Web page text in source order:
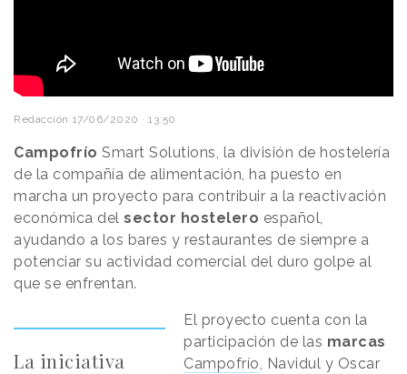
Redacción 17/06/2020 · 13:50
Campofrío Smart Solutions, la división de hostelería
de la compañía de alimentación, ha puesto en
marcha un proyecto para contribuir a la reactivación
económica del sector hostelero español,
ayudando a los bares y restaurantes de siempre a
potenciar su actividad comercial del duro golpe al
que se enfrentan.
La iniciativa
El proyecto cuenta con la
participación de las marcas
Campofrío, Navidul y Oscar